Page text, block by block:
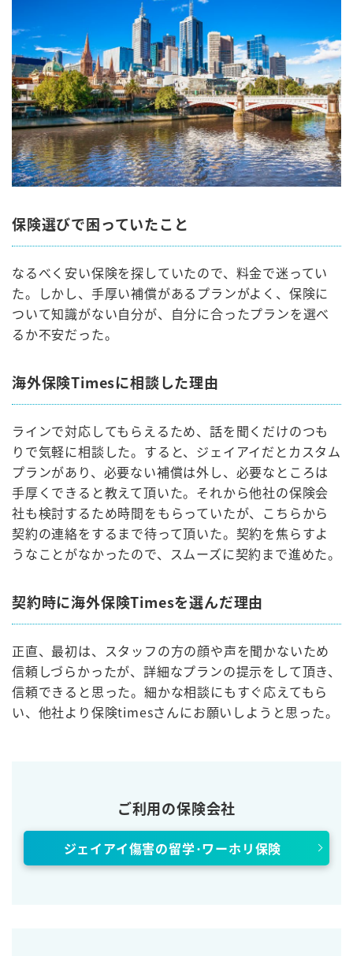
保険選びで困っていたこと
なるべく安い保険を探していたので、料金で迷ってい
た。しかし、手厚い補償があるプランがよく、保険に
ついて知識がない自分が、自分に合ったプランを選べ
るか不安だった。
海外保険Timesに相談した理由
ラインで対応してもらえるため、話を聞くだけのつも
りで気軽に相談した。すると、ジェイアイだとカスタム
プランがあり、必要ない補償は外し、必要なところは
手厚くできると教えて頂いた。それから他社の保険会
社も検討するため時間をもらっていたが、こちらから
契約の連絡をするまで待って頂いた。契約を焦らすよ
うなことがなかったので、スムーズに契約まで進めた。
契約時に海外保険Timesを選んだ理由
正直、最初は、スタッフの方の顔や声を聞かないため
信頼しづらかったが、詳細なプランの提示をして頂き、
信頼できると思った。細かな相談にもすぐ応えてもら
い、他社より保険timesさんにお願いしようと思った。
ご利用の保険会社
ジェイアイ傷害の留学･ワーホリ保険